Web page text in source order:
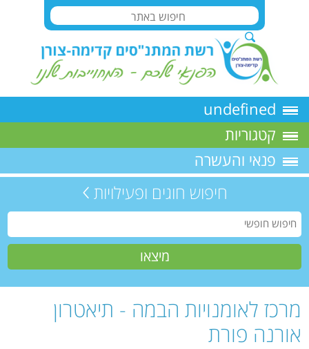
undefined
קטגוריות
פנאי והעשרה
חיפוש חוגים ופעילויות
מרכז לאומנויות הבמה - תיאטרון
אורנה פורת